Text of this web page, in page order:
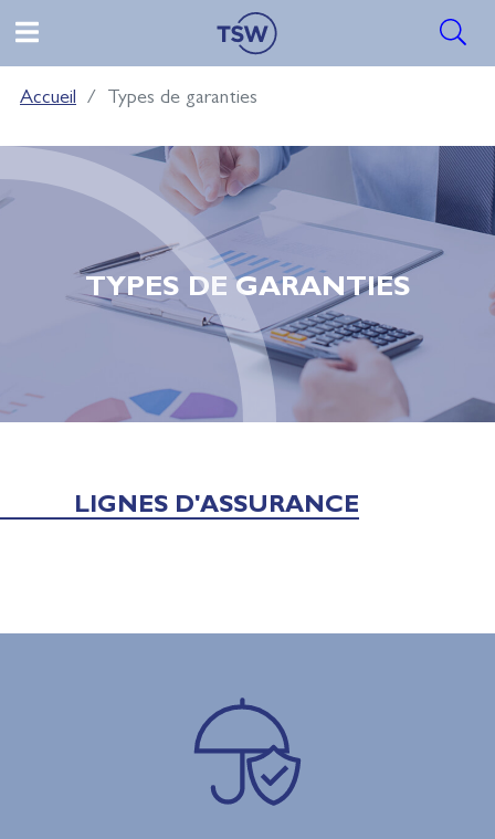
Accueil Types de garanties
TYPES DE GARANTIES
LIGNES D'ASSURANCE